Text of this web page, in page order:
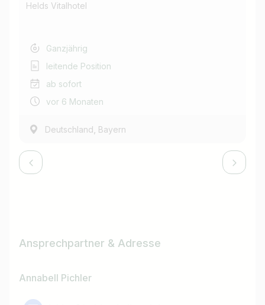
Helds Vitalhotel
Ganzjährig
leitende Position
ab sofort
vor 6 Monaten
Deutschland, Bayern
Ansprechpartner & Adresse
Annabell Pichler